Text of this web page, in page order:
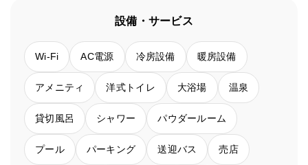
設備・サービス
Wi-Fi AC電源 冷房設備 暖房設備
アメニティ 洋式トイレ 大浴場 温泉
貸切風呂 シャワー パウダールーム
プール パーキング 送迎バス 売店